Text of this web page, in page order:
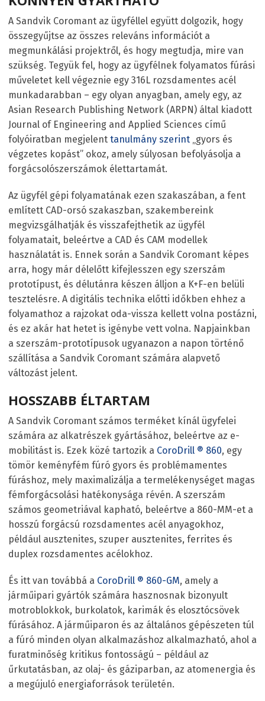
A Sandvik Coromant az ügyféllel együtt dolgozik, hogy
összegyűjtse az összes releváns információt a
megmunkálási projektről, és hogy megtudja, mire van
szükség. Tegyük fel, hogy az ügyfélnek folyamatos fúrási
műveletet kell végeznie egy 316L rozsdamentes acél
munkadarabban – egy olyan anyagban, amely egy, az
Asian Research Publishing Network (ARPN) által kiadott
Journal of Engineering and Applied Sciences című
folyóiratban megjelent tanulmány szerint „gyors és
végzetes kopást” okoz, amely súlyosan befolyásolja a
forgácsolószerszámok élettartamát.
Az ügyfél gépi folyamatának ezen szakaszában, a fent
említett CAD-orsó szakaszban, szakembereink
megvizsgálhatják és visszafejthetik az ügyfél
folyamatait, beleértve a CAD és CAM modellek
használatát is. Ennek során a Sandvik Coromant képes
arra, hogy már délelőtt kifejlesszen egy szerszám
prototípust, és délutánra készen álljon a K+F-en belüli
tesztelésre. A digitális technika előtti időkben ehhez a
folyamathoz a rajzokat oda-vissza kellett volna postázni,
és ez akár hat hetet is igénybe vett volna. Napjainkban
a szerszám-prototípusok ugyanazon a napon történő
szállítása a Sandvik Coromant számára alapvető
változást jelent.
HOSSZABB ÉLTARTAM
A Sandvik Coromant számos terméket kínál ügyfelei
számára az alkatrészek gyártásához, beleértve az e-
mobilitást is. Ezek közé tartozik a CoroDrill ® 860, egy
tömör keményfém fúró gyors és problémamentes
fúráshoz, mely maximalizálja a termelékenységet magas
fémforgácsolási hatékonysága révén. A szerszám
számos geometriával kapható, beleértve a 860-MM-et a
hosszú forgácsú rozsdamentes acél anyagokhoz,
például ausztenites, szuper ausztenites, ferrites és
duplex rozsdamentes acélokhoz.
És itt van továbbá a CoroDrill ® 860-GM, amely a
járműipari gyártók számára hasznosnak bizonyult
motroblokkok, burkolatok, karimák és elosztócsövek
fúrásához. A járműiparon és az általános gépészeten túl
a fúró minden olyan alkalmazáshoz alkalmazható, ahol a
furatminőség kritikus fontosságú – például az
űrkutatásban, az olaj- és gáziparban, az atomenergia és
a megújuló energiaforrások területén.